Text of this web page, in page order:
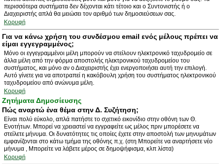
περισσότερα συστήματα δεν δέχονται κάτι τέτοιο και ο Συντονιστής ή ο
Διαχειριστής απλά θα μειώσει τον αριθμό των δημοσιεύσεων σας.
Κορυφή
Για να κάνω χρήση του συνδέσμου email ενός μέλους πρέπει να
είμαι εγγεγραμμένος;
Μόνο οι εγγεγραμμένοι μέλη μπορούν να στείλουν ηλεκτρονικό ταχυδρομείο σε
άλλα μέλη από την φόρμα αποστολής ηλεκτρονικού ταχυδρομείου του
συστήματος, και μόνο αν ο Διαχειριστής έχει ενεργοποιήσει αυτή την επιλογή.
Αυτό γίνετε για να αποτραπεί η κακόβουλη χρήση του συστήματος ηλεκτρονικού
ταχυδρομείου από ανώνυμα μέλη.
Κορυφή
Ζητήματα Δημοσίευσης
Πώς αναρτώ ένα θέμα στην Δ. Συζήτηση;
Είναι πολύ εύκολο, απλά πατήστε το σχετικό εικονίδιο στην οθόνη των Θ.
Ενοτήτων. Μπορεί να χρειαστεί να εγγραφείτε ως μέλος πριν μπορέσετε να
στείλετε μήνυμα. Οι δυνατότητες τις οποίες έχετε στην αποστολή των μηνυμάτων
εμφανίζονται στο κάτω τμήμα της οθόνης π.χ. (στη Μπορείτε να αναρτήσετε νέο
μήνυμα , Μπορείτε να λάβετε μέρος σε δημοψήφισμα, κλπ λίστα)
Κορυφή